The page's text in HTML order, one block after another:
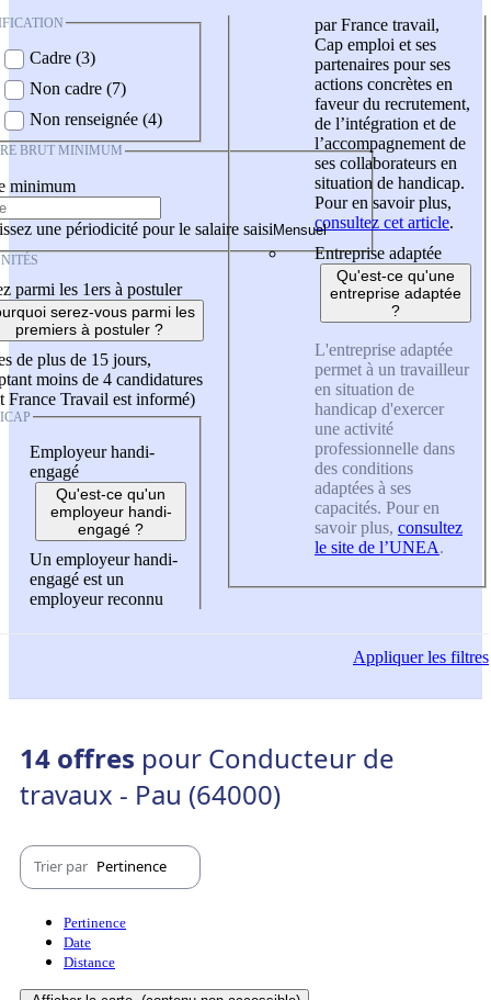
Cadre (3)
Non cadre (7)
Non renseignée (4)
BRUT MINIMUM
minimum
une périodicité pour le salaire saisi
parmi les 1ers à postuler
serez-vous parmi les
premiers à postuler ?
de plus de 15 jours,
moins de 4 candidatures
France Travail est informé)
Employeur handi-
engagé
Qu'est-ce qu'un
employeur handi-
engagé ?
Un employeur handi-
engagé est un
employeur reconnu
par France travail,
Cap emploi et ses
partenaires pour ses
actions concrètes en
faveur du recrutement,
de l’intégration et de
l’accompagnement de
ses collaborateurs en
situation de handicap.
Pour en savoir plus,
consultez cet article.
Entreprise adaptée
Qu'est-ce qu'une
entreprise adaptée
?
L'entreprise adaptée
permet à un travailleur
en situation de
handicap d'exercer
une activité
professionnelle dans
des conditions
adaptées à ses
capacités. Pour en
savoir plus, consultez
le site de l’UNEA.
Appliquerles filtres
14 offres pour Conducteur de
travaux - Pau (64000)
Trier par Pertinence
Pertinence
Date
Distance